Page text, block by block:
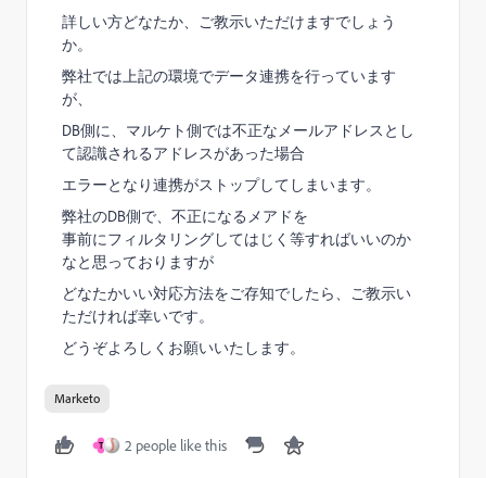
詳しい方どなたか、ご教示いただけますでしょう
か。
弊社では上記の環境でデータ連携を行っています
が、
DB側に、マルケト側では不正なメールアドレスとし
て認識されるアドレスがあった場合
エラーとなり連携がストップしてしまいます。
弊社のDB側で、不正になるメアドを
事前にフィルタリングしてはじく等すればいいのか
なと思っておりますが
どなたかいい対応方法をご存知でしたら、ご教示い
ただければ幸いです。
どうぞよろしくお願いいたします。
Marketo
T 2 people like this